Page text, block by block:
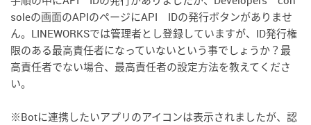
soleの画面のAPIのページにAPI IDの発行ボタンがありませ
ん。LINEWORKSでは管理者とし登録していますが、ID発行権
限のある最高責任者になっていないという事でしょうか？最
高責任者でない場合、最高責任者の設定方法を教えてくださ
い。
※Botに連携したいアプリのアイコンは表示されましたが、認